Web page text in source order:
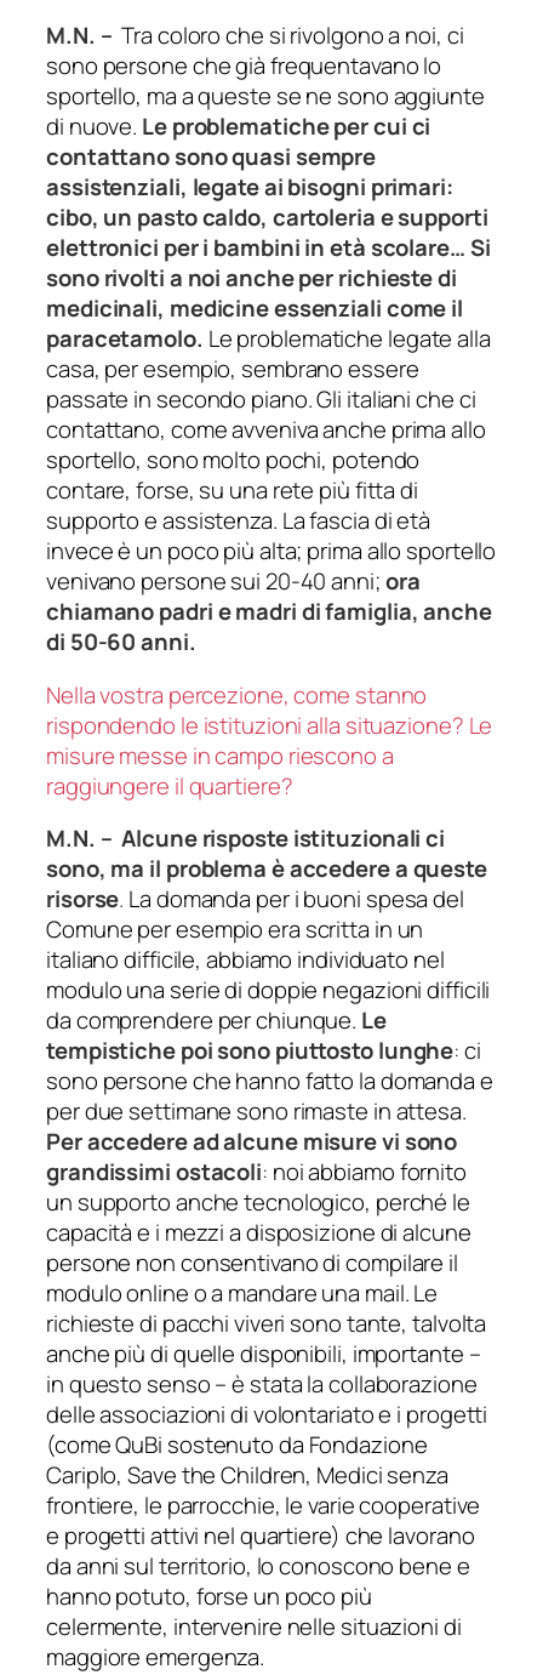
M.N. – Tra coloro che si rivolgono a noi, ci
sono persone che già frequentavano lo
sportello, ma a queste se ne sono aggiunte
di nuove. Le problematiche per cui ci
contattano sono quasi sempre
assistenziali, legate ai bisogni primari:
cibo, un pasto caldo, cartoleria e supporti
elettronici per i bambini in età scolare… Si
sono rivolti a noi anche per richieste di
medicinali, medicine essenziali come il
paracetamolo. Le problematiche legate alla
casa, per esempio, sembrano essere
passate in secondo piano. Gli italiani che ci
contattano, come avveniva anche prima allo
sportello, sono molto pochi, potendo
contare, forse, su una rete più fitta di
supporto e assistenza. La fascia di età
invece è un poco più alta; prima allo sportello
venivano persone sui 20-40 anni;ora
chiamano padri e madri di famiglia, anche
di 50-60 anni.
Nella vostra percezione, come stanno
rispondendo le istituzioni alla situazione? Le
misure messe in campo riescono a
raggiungere il quartiere?
M.N. – Alcune risposte istituzionali ci
sono, ma il problema è accedere a queste
risorse. La domanda per i buoni spesa del
Comune per esempio era scritta in un
italiano difficile, abbiamo individuato nel
modulo una serie di doppie negazioni difficili
da comprendere per chiunque. Le
tempistiche poi sono piuttosto lunghe:ci
sono persone che hanno fatto la domanda e
per due settimane sono rimaste in attesa.
Per accedere ad alcune misure vi sono
grandissimi ostacoli: noi abbiamo fornito
un supporto anche tecnologico, perché le
capacità e i mezzi a disposizione di alcune
persone non consentivano di compilare il
modulo online o a mandare una mail. Le
richieste di pacchi viveri sono tante, talvolta
anche più di quelle disponibili, importante –
in questo senso – è stata la collaborazione
delle associazioni di volontariato e i progetti
(come QuBi sostenuto da Fondazione
Cariplo, Save the Children, Medici senza
frontiere, le parrocchie, le varie cooperative
e progetti attivi nel quartiere) che lavorano
da anni sul territorio, lo conoscono bene e
hanno potuto, forse un poco più
celermente, intervenire nelle situazioni di
maggiore emergenza.